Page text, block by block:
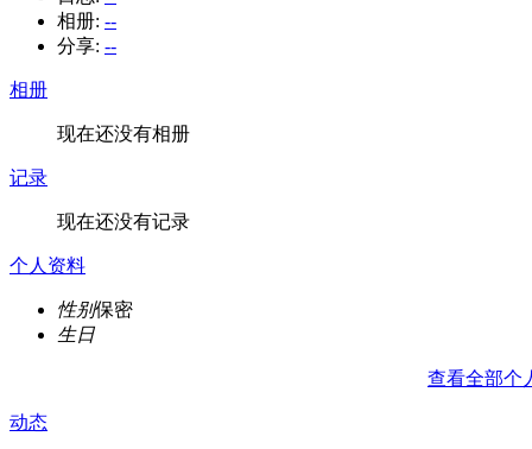
相册: --
分享: --
相册
现在还没有相册
记录
现在还没有记录
个人资料
性别保密
生日
查看全部个
动态